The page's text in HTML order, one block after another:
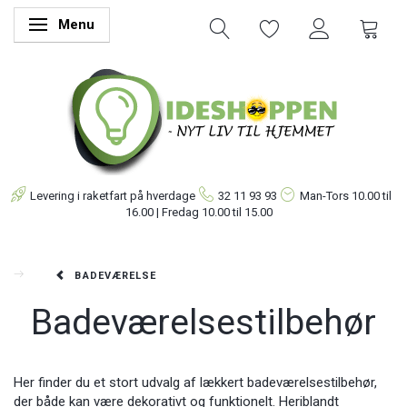
Skifte navigation
Menu
Levering i raketfart på hverdage 32 11 93 93 Man-Tors 10.00 til
16.00 | Fredag 10.00 til 15.00
BADEVÆRELSE
Badeværelsestilbehør
Her finder du et stort udvalg af lækkert badeværelsestilbehør,
der både kan være dekorativt og funktionelt. Heriblandt